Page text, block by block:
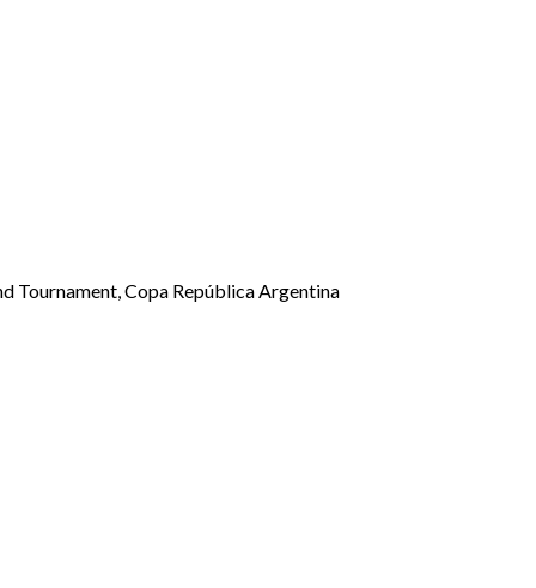
Tournament, Copa República Argentina